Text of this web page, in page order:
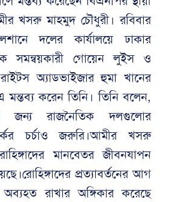
খসরু মাহমুদ চৌধুরী। রবিবার
দলের কার্যালয়ে ঢাকার
সমন্বয়কারী গোয়েন লুইস ও
অ্যাডভাইজার হুমা খানের
মন্তব্য করেন তিনি। তিনি বলেন,
জন্য রাজনৈতিক দলগুলোর
চর্চাও জরুরি।আমীর খসরু
মানবেতর জীবনযাপন
প্রত্যাবর্তনের আগ
অব্যহত রাখার অঙ্গিকার করেছে